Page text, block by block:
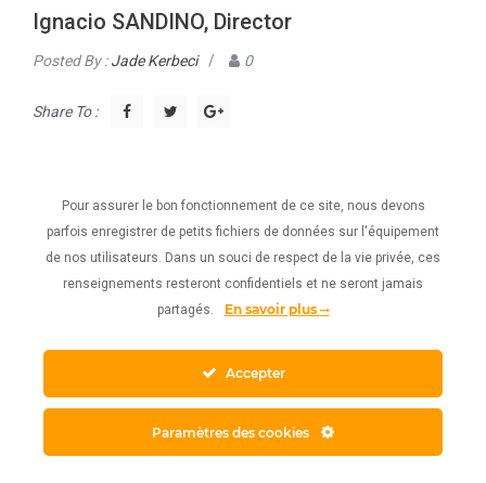
Ignacio SANDINO, Director
Posted By :Jade Kerbeci / 0
Share To :
and enables information exchanges.
Pour assurer le bon fonctionnement de ce site, nous devons
parfois enregistrer de petits fichiers de données sur l'équipement
de nos utilisateurs. Dans un souci de respect de la vie privée, ces
renseignements resteront confidentiels et ne seront jamais
partagés.
En savoir plus
Accepter
Paramètres des cookies